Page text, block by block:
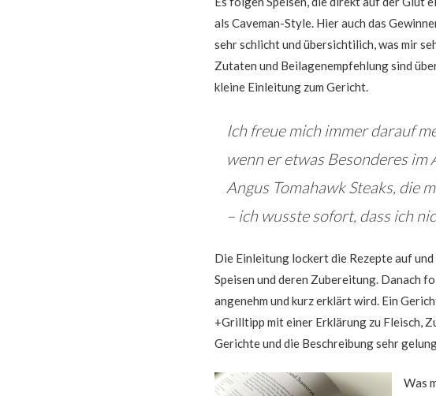
alsCaveman-Style. Hier auch das
sehr schlicht und übersichtilich, was mir
Zutaten und Beilagenempfehlung sind
kleine Einleitung zum Gericht.
Ich freue mich immer darauf
wenn er etwas Besonderes im
Angus Tomahawk Steaks, die
– ich wusste sofort, dass ich
Die Einleitung lockert die Rezepte auf
Speisen und deren Zubereitung. Danach
angenehm und kurz erklärt wird. Ein
+Grilltipp mit einer Erklärung zu Fleisch,
Gerichte und die Beschreibung sehr
Was